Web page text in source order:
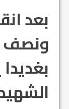
بعد
ونصف